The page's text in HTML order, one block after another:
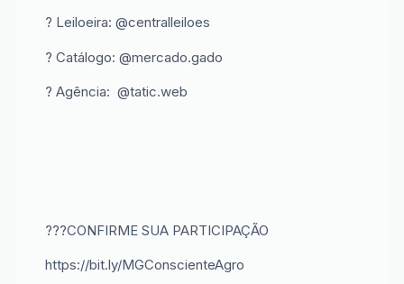
? Leiloeira: @centralleiloes
? Catálogo: @mercado.gado
? Agência: @tatic.web
???CONFIRME SUA PARTICIPAÇÃO
https://bit.ly/MGConscienteAgro